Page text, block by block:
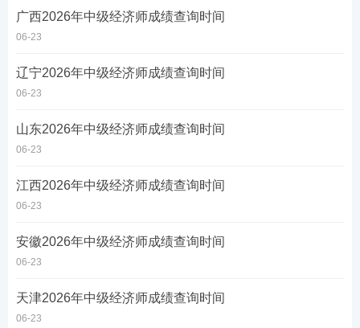
广西​2026年中级经济师成绩查询时间
06-23
辽宁​2026年中级经济师成绩查询时间
06-23
山东​2026年中级经济师成绩查询时间
06-23
江西​2026年中级经济师成绩查询时间
06-23
安徽​2026年中级经济师成绩查询时间
06-23
天津​2026年中级经济师成绩查询时间
06-23